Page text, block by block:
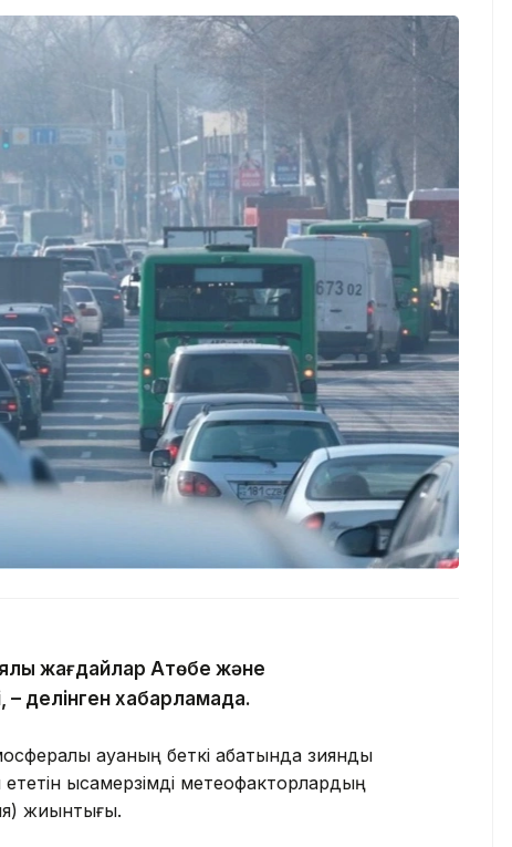
жағдайлар Ақтөбе және
– делінген хабарламада.
ауаның беткі қабатында зиянды
қысқамерзімді метеофакторлардың
жиынтығы.